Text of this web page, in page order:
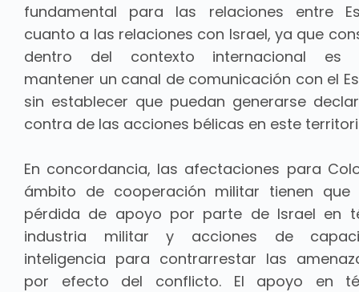
fundamental para las relaciones entre
cuanto a las relaciones con Israel, ya que
dentro del contexto internacional es
mantener un canal de comunicación con el
sin establecer que puedan generarse
contra de las acciones bélicas en este
En concordancia, las afectaciones para
ámbito de cooperación militar tienen
pérdida de apoyo por parte de Israel en
industria militar y acciones de
inteligencia para contrarrestar las
por efecto del conflicto. El apoyo en